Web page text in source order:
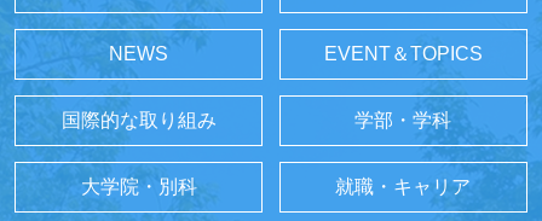
NEWS EVENT＆TOPICS
国際的な取り組み 学部・学科
大学院・別科 就職・キャリア